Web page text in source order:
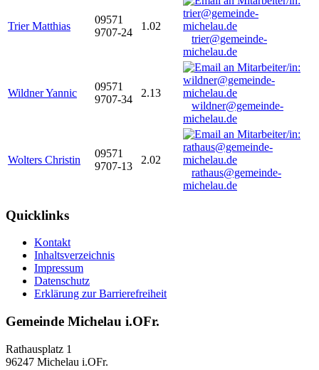
Trier Matthias
09571
9707-24
1.02
trier@gemeinde-
michelau.de
Wildner Yannic
09571
9707-34
2.13
wildner@gemeinde-
michelau.de
Wolters Christin
09571
9707-13
2.02
rathaus@gemeinde-
michelau.de
Quicklinks
Kontakt
Inhaltsverzeichnis
Impressum
Datenschutz
Erklärung zur Barrierefreiheit
Gemeinde Michelau i.OFr.
Rathausplatz 1
96247 Michelau i.OFr.